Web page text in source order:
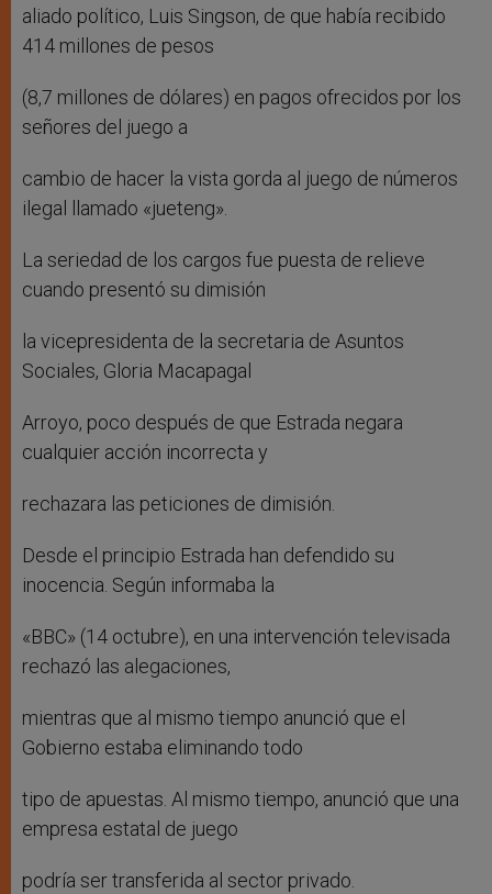
aliado político, Luis Singson, de que había recibido
414 millones de pesos
(8,7 millones de dólares) en pagos ofrecidos por los
señores del juego a
cambio de hacer la vista gorda al juego de números
ilegal llamado «jueteng».
La seriedad de los cargos fue puesta de relieve
cuando presentó su dimisión
la vicepresidenta de la secretaria de Asuntos
Sociales, Gloria Macapagal
Arroyo, poco después de que Estrada negara
cualquier acción incorrecta y
rechazara las peticiones de dimisión.
Desde el principio Estrada han defendido su
inocencia. Según informaba la
«BBC» (14 octubre), en una intervención televisada
rechazó las alegaciones,
mientras que al mismo tiempo anunció que el
Gobierno estaba eliminando todo
tipo de apuestas. Al mismo tiempo, anunció que una
empresa estatal de juego
podría ser transferida al sector privado.